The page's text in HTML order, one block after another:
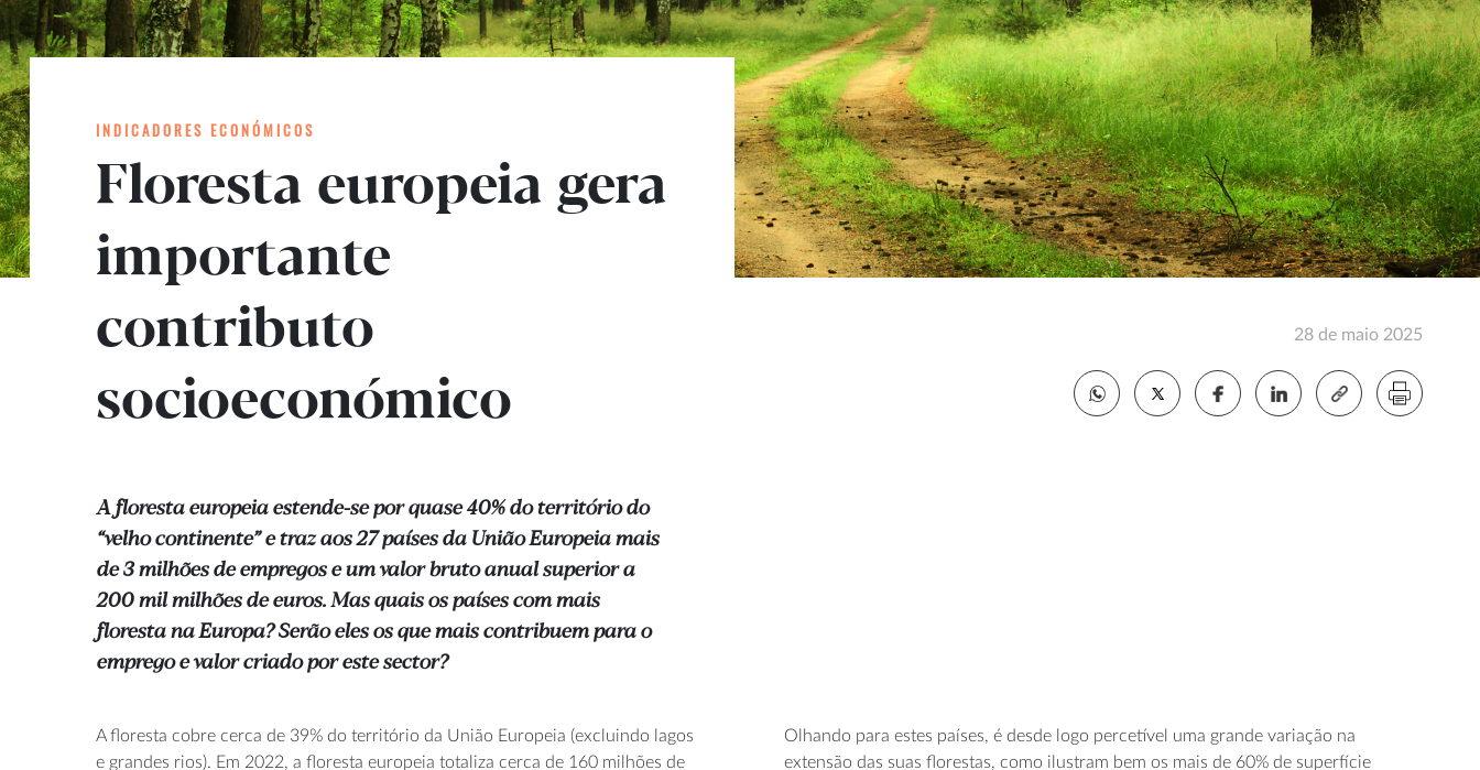
INDICADORES ECONÓMICOS
Floresta europeia gera
importante
contributo
socioeconómico
A floresta europeia estende-se por quase 40% do território do
“velho continente” e traz aos 27 países da União Europeia mais
de 3 milhões de empregos e um valor bruto anual superior a
200 mil milhões de euros. Mas quais os países com mais
floresta na Europa? Serão eles os que mais contribuem para o
emprego e valor criado por este sector?
28 de maio 2025
A floresta cobre cerca de 39% do território da União Europeia (excluindo lagos
e grandes rios). Em 2022, a floresta europeia totaliza cerca de 160 milhões de
Olhando para estes países, é desde logo percetível uma grande variação na
extensão das suas florestas, como ilustram bem os mais de 60% de superfície